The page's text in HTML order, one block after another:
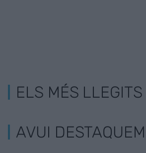
ELS MÉS LLEGITS
AVUI DESTAQUEM